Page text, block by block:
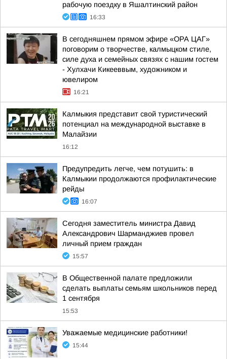
рабочую поездку в Яшалтинский район
16:33
В сегодняшнем прямом эфире «ОРА ЦАГ»
поговорим о творчестве, калмыцком стиле,
силе духа и семейных связях с нашим гостем
- Хулхачи Кикееввым, художником и
ювелиром
16:21
Калмыкия представит свой туристический
потенциал на международной выставке в
Малайзии
16:12
Предупредить легче, чем потушить: в
Калмыкии продолжаются профилактические
рейды
16:07
Сегодня заместитель министра Давид
Александрович Шарманджиев провел
личный прием граждан
15:57
В Общественной палате предложили
сделать выплаты семьям школьников перед
1 сентября
15:53
Уважаемые медицинские работники!
15:44